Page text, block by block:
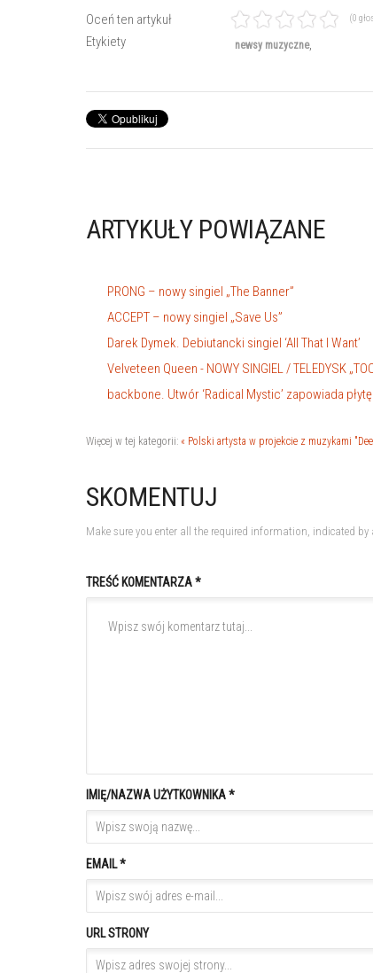
Oceń ten artykuł (0
Etykiety newsy muzyczne
ARTYKUŁY POWIĄZANE
PRONG – nowy singiel „The Banner”
ACCEPT – nowy singiel „Save Us”
Darek Dymek. Debiutancki singiel ‘All That I Want’
Velveteen Queen - NOWY SINGIEL / TELEDYSK
backbone. Utwór ‘Radical Mystic’ zapowiada
Więcej w tej kategorii: « Polski artysta w projekcie z muzykami
SKOMENTUJ
Make sure you enter all the required information, indicated
TREŚĆ KOMENTARZA *
IMIĘ/NAZWA UŻYTKOWNIKA *
EMAIL *
URL STRONY